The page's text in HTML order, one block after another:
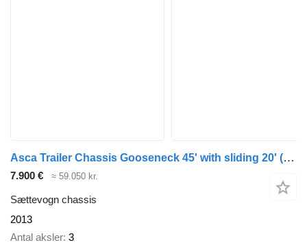
Asca Trailer Chassis Gooseneck 45' with sliding 20' (664714)
7.900 €
≈ 59.050 kr.
Sættevogn chassis
2013
Antal aksler 3